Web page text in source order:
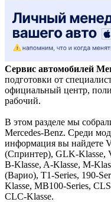
Сервис автомобилей
подготовки от
официальный центр,
рабочий.
В этом разделе мы
Mercedes-Benz. Среди
информация вы найдете
(Спринтер), GLK-Klasse,
B-Klasse, A-Klasse, M-
(Варио), T1-Series, 190-
Klasse, MB100-Series,
CLC-Klasse.